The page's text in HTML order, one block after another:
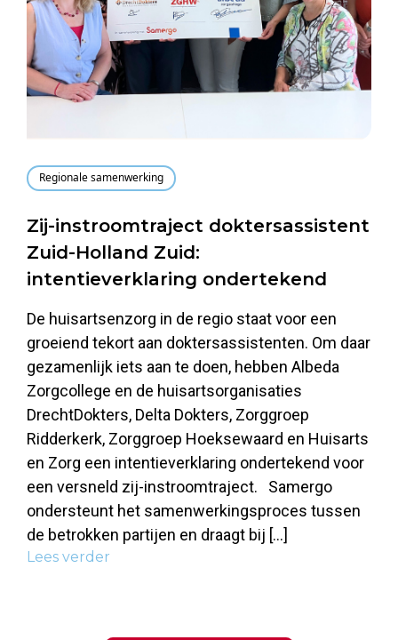
Regionale samenwerking
Zij-instroomtraject doktersassistent
Zuid-Holland Zuid:
intentieverklaring ondertekend
De huisartsenzorg in de regio staat voor een
groeiend tekort aan doktersassistenten. Om daar
gezamenlijk iets aan te doen, hebben Albeda
Zorgcollege en de huisartsorganisaties
DrechtDokters, Delta Dokters, Zorggroep
Ridderkerk, Zorggroep Hoeksewaard en Huisarts
en Zorg een intentieverklaring ondertekend voor
een versneld zij-instroomtraject. Samergo
ondersteunt het samenwerkingsproces tussen
de betrokken partijen en draagt bij […]
Lees verder